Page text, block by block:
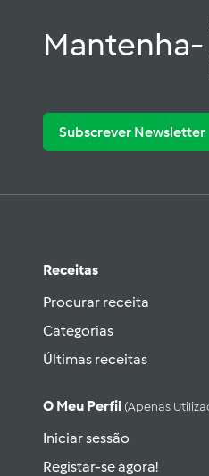
Mantenha-
Subscrever Newsletter
Receitas
Procurar receita
Categorias
Últimas receitas
O Meu Perfil (apenas
Iniciar sessão
Registar-se agora!